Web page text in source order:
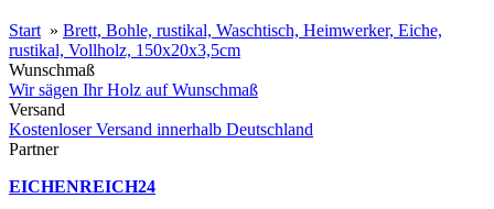
Start » Brett, Bohle, rustikal, Waschtisch, Heimwerker, Eiche,
rustikal, Vollholz, 150x20x3,5cm
Wunschmaß
Wir sägen Ihr Holz auf Wunschmaß
Versand
Kostenloser Versand innerhalb Deutschland
Partner
EICHENREICH24